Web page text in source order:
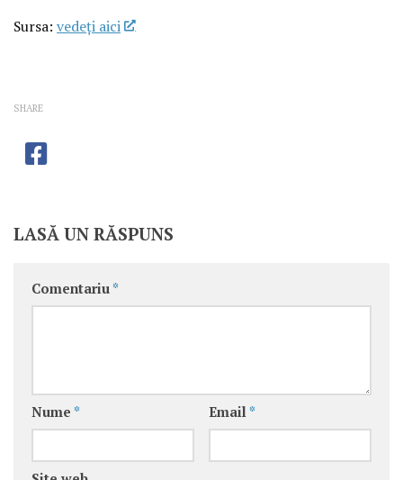
Sursa: vedeţi aici
SHARE
LASĂ UN RĂSPUNS
Comentariu *
Nume * Email *